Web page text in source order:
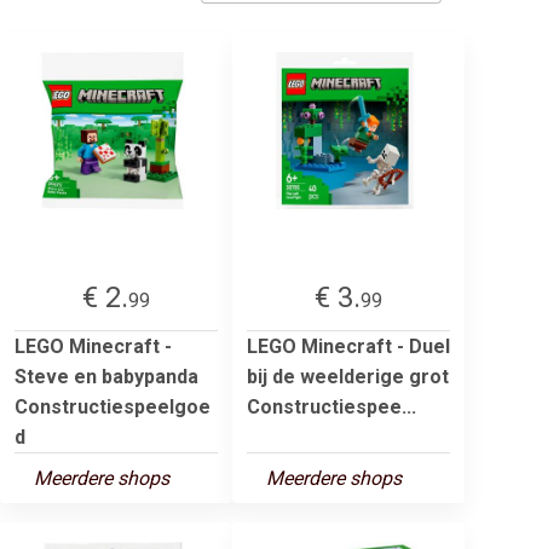
€ 2.99
LEGO Minecraft -
Steve en babypanda
Constructiespeelgoe
d
Meerdere shops
€ 3.99
LEGO Minecraft - Duel
bij de weelderige grot
Constructiespee...
Meerdere shops